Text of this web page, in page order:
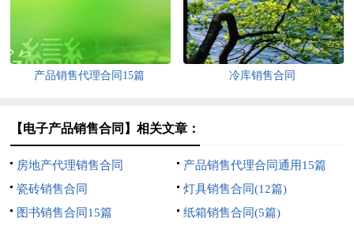
产品销售代理合同15篇 冷库销售合同
【电子产品销售合同】相关文章：
房地产代理销售合同
产品销售代理合同通用15篇
瓷砖销售合同
灯具销售合同(12篇)
图书销售合同15篇
纸箱销售合同(5篇)